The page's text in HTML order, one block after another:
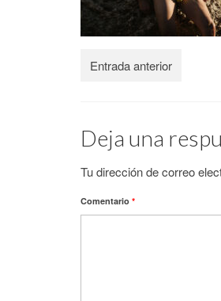
Entrada anterior
Deja una
Tu dirección de correo
Comentario *